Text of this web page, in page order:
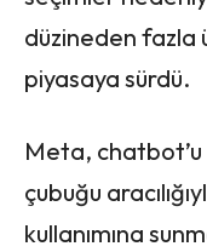
düzineden fazla
piyasaya sürdü.
Meta,
çubuğu
kullanımına